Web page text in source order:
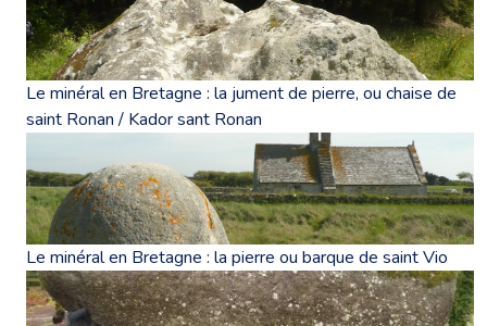
Le minéral en Bretagne : la jument de pierre, ou chaise de
saint Ronan / Kador sant Ronan
Le minéral en Bretagne : la pierre ou barque de saint Vio